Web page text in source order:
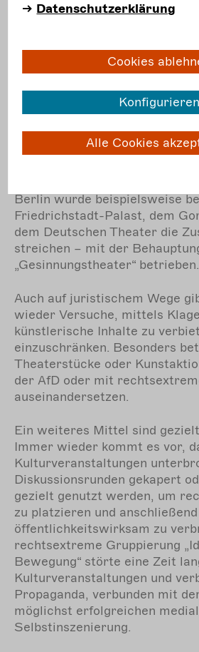
Solche Anfragen dienen nicht
Rechtfertigungsdruck
oder Institutionen in die
genutzt, um Einfluss auf
nehmen. Mit dem Einzug der
und Haushaltsausschüsse von
Landtagen haben Vorstöße
Berlin wurde beispielsweise
Friedrichstadt-Palast, dem
dem Deutschen Theater die
streichen – mit der
„Gesinnungstheater“ betrieben.
Auch auf juristischem Wege
wieder Versuche, mittels
künstlerische Inhalte zu
einzuschränken. Besonders
Theaterstücke oder
der AfD oder mit
auseinandersetzen.
Ein weiteres Mittel sind
Immer wieder kommt es vor,
Kulturveranstaltungen
Diskussionsrunden gekapert
gezielt genutzt werden, um
zu platzieren und
öffentlichkeitswirksam zu
rechtsextreme Gruppierung
Bewegung“ störte eine Zeit
Kulturveranstaltungen und
Propaganda, verbunden mit
möglichst erfolgreichen
Selbstinszenierung.
Datenschutzerklärung
Cookies
Konfigurieren
Alle Cookies